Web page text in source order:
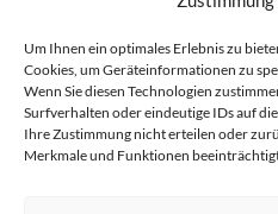
Um Ihnen ein optimales Erlebnis zu
Cookies, um Geräteinformationen zu
Wenn Sie diesen Technologien
Surfverhalten oder eindeutige IDs auf
Ihre Zustimmung nicht erteilen oder
Merkmale und Funktionen
Folgen
YouTube